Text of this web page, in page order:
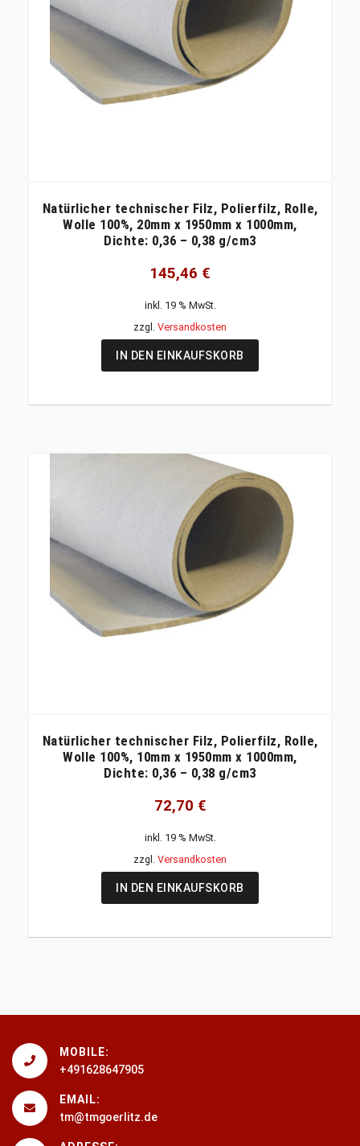
Natürlicher technischer Filz, Polierfilz, Rolle,
Wolle 100%, 20mm x 1950mm x 1000mm,
Dichte: 0,36 – 0,38 g/cm3
145,46 €
inkl. 19 % MwSt.
zzgl. Versandkosten
IN DEN EINKAUFSKORB
Natürlicher technischer Filz, Polierfilz, Rolle,
Wolle 100%, 10mm x 1950mm x 1000mm,
Dichte: 0,36 – 0,38 g/cm3
72,70 €
inkl. 19 % MwSt.
zzgl. Versandkosten
IN DEN EINKAUFSKORB
MOBILE:
+491628647905
EMAIL:
tm@tmgoerlitz.de